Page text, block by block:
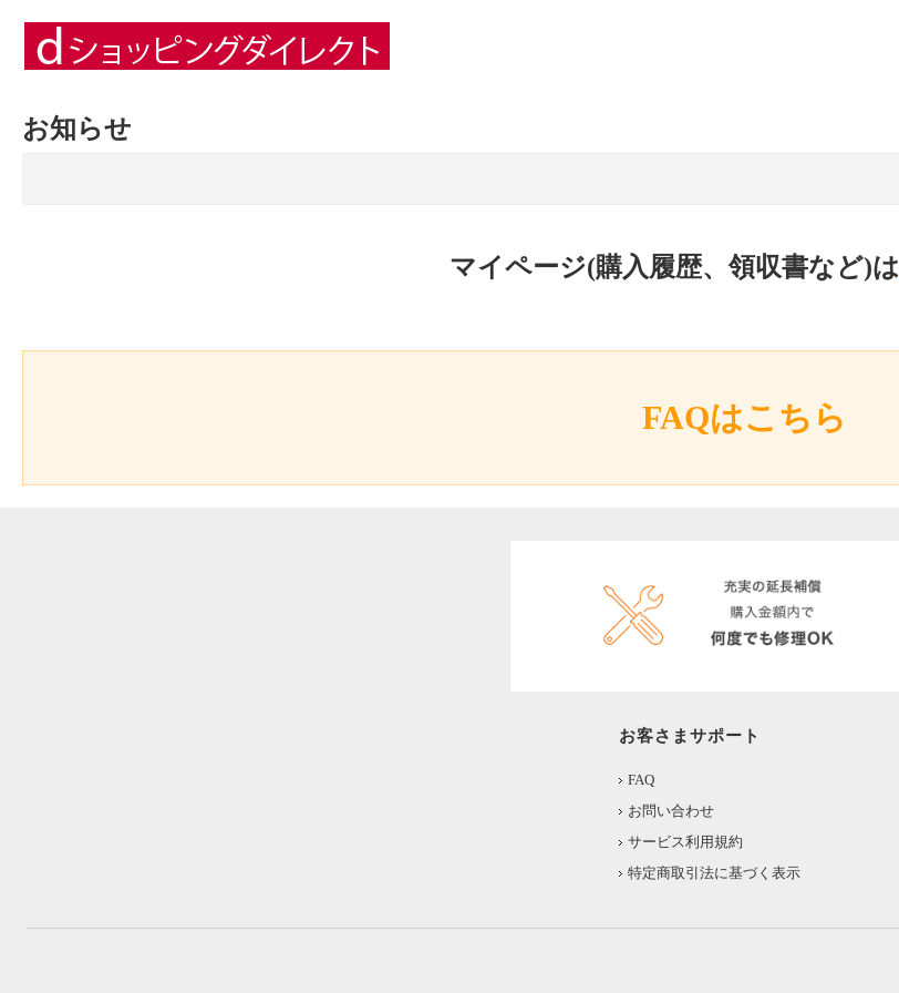
お知らせ
マイページ(購入履歴、領収書など)は
FAQはこちら
お客さまサポート
FAQ
お問い合わせ
サービス利用規約
特定商取引法に基づく表示